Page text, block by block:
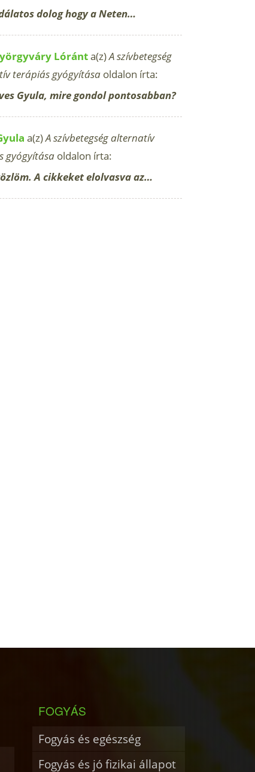
dolog hogy a Neten…
Lóránta(z)A szívbetegség
terápiás gyógyítása oldalon írta:
Gyula, mire gondol pontosabban?
a(z)A szívbetegség alternatív
gyógyítása oldalon írta:
A cikkeket elolvasva az…
FOGYÁS
Fogyás és egészség
Fogyás és jó fizikai állapot